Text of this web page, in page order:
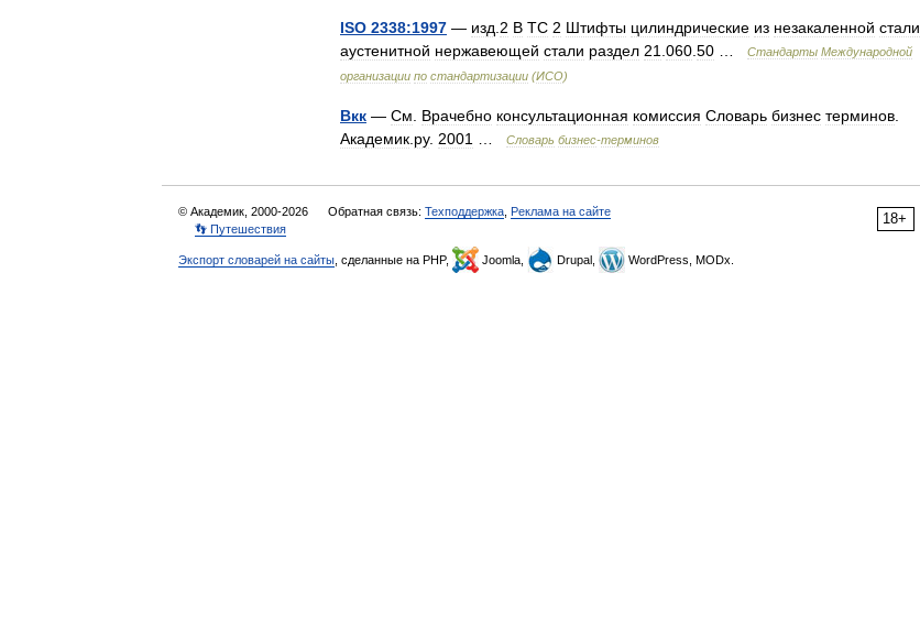
ISO 2338:1997 — изд 2 B TC 2 Штифты цилиндрические из незакаленной стали
аустенитной нержавеющей стали раздел 21 060 50 Стандарты Международной
организации по стандартизации (ИСО)
Вкк — См Врачебно консультационная комиссия Словарь бизнес терминов
Академик ру. 2001 Словарь бизнес-терминов
18+
© Академик, 2000-2026 Обратная связь: Техподдержка Реклама на сайте
👣 Путешествия
Экспорт словарей на сайты , сделанные на PHP, Joomla, Drupal, WordPress, MODx.